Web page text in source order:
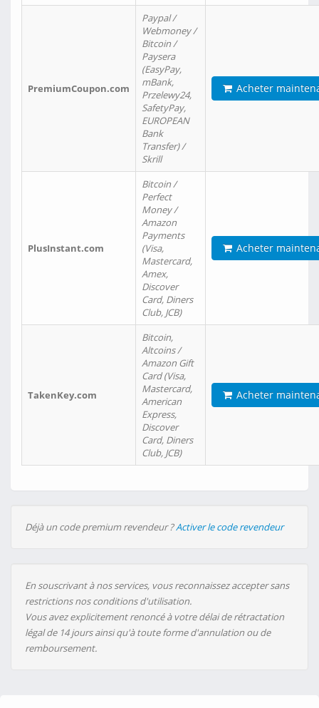
PremiumCoupon.com
Paypal /
Webmoney /
Bitcoin /
Paysera
(EasyPay,
mBank,
Przelewy24,
SafetyPay,
EUROPEAN
Bank
Transfer) /
Skrill
Acheter
PlusInstant.com
Bitcoin /
Perfect
Money /
Amazon
Payments
(Visa,
Mastercard,
Amex,
Discover
Card, Diners
Club, JCB)
Acheter
TakenKey.com
Bitcoin,
Altcoins /
Amazon Gift
Card (Visa,
Mastercard,
American
Express,
Discover
Card, Diners
Club, JCB)
Acheter
Déjà un code premium revendeur ?Activer le code revendeur
En souscrivant à nos services, vous reconnaissez accepter sans
restrictions nos conditions d'utilisation.
Vous avez explicitement renoncé à votre délai de rétractation
légal de 14 jours ainsi qu'à toute forme d'annulation ou de
remboursement.